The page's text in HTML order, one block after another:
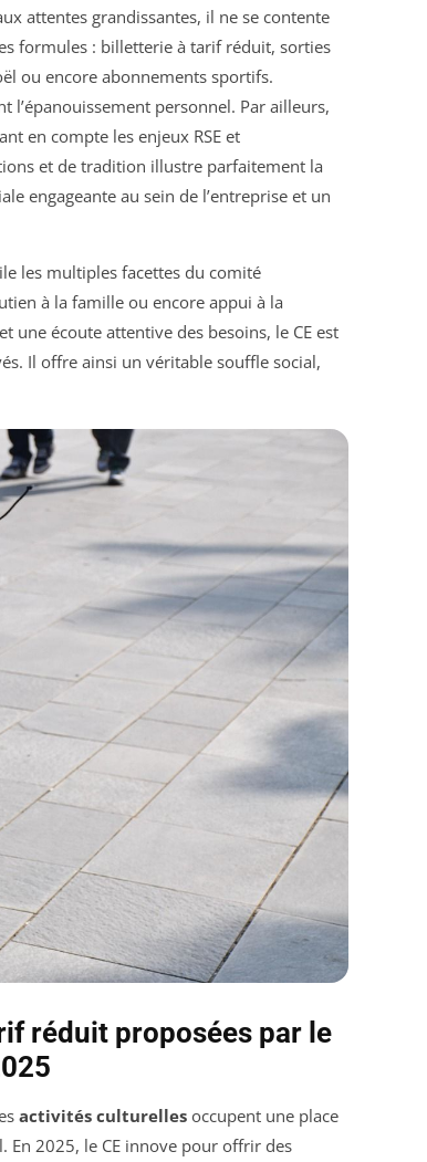
attentes grandissantes, il ne se contente
formules : billetterie à tarif réduit, sorties
ou encore abonnements sportifs.
l’épanouissement personnel. Par ailleurs,
en compte les enjeux RSE et
et de tradition illustre parfaitement la
engageante au sein de l’entreprise et un
les multiples facettes du comité
à la famille ou encore appui à la
une écoute attentive des besoins, le CE est
Il offre ainsi un véritable souffle social,
réduit proposées par le
activités culturelles occupent une place
En 2025, le CE innove pour offrir des